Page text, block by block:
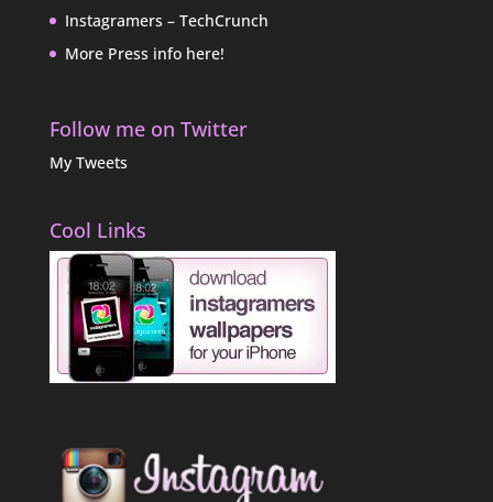
Instagramers – TechCrunch
More Press info here!
Follow me on Twitter
My Tweets
Cool Links